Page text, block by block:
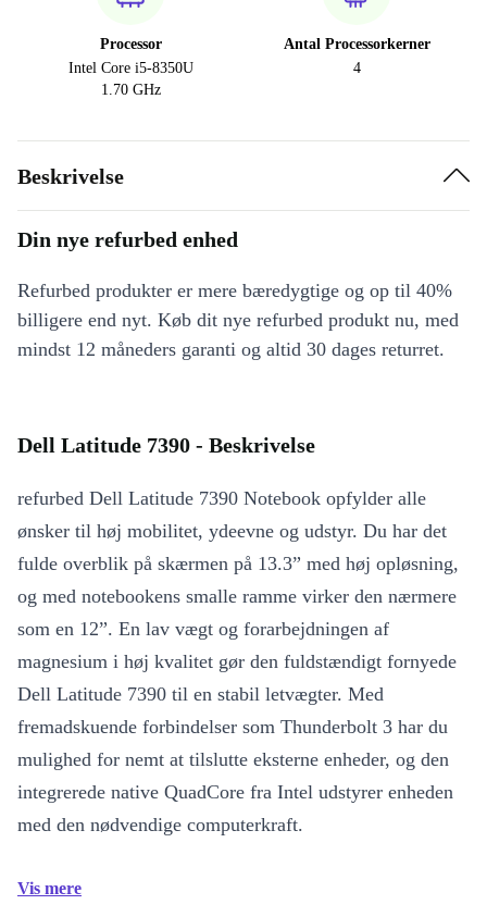
Processor
Intel Core i5-8350U
1.70 GHz
Antal Processorkerner
4
Beskrivelse
Din nye refurbed enhed
Refurbed produkter er mere bæredygtige og op til 40%
billigere end nyt. Køb dit nye refurbed produkt nu, med
mindst 12 måneders garanti og altid 30 dages returret.
Dell Latitude 7390 - Beskrivelse
refurbed Dell Latitude 7390 Notebook opfylder alle
ønsker til høj mobilitet, ydeevne og udstyr. Du har det
fulde overblik på skærmen på 13.3” med høj opløsning,
og med notebookens smalle ramme virker den nærmere
som en 12”. En lav vægt og forarbejdningen af
magnesium i høj kvalitet gør den fuldstændigt fornyede
Dell Latitude 7390 til en stabil letvægter. Med
fremadskuende forbindelser som Thunderbolt 3 har du
mulighed for nemt at tilslutte eksterne enheder, og den
integrerede native QuadCore fra Intel udstyrer enheden
med den nødvendige computerkraft.
Vis mere